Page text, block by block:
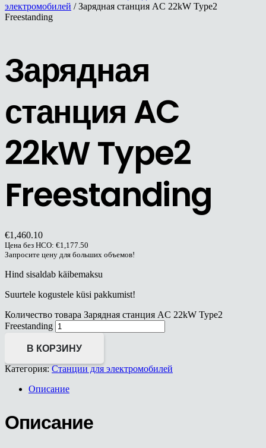
электромобилей / Зарядная станция AC 22kW Type2
Freestanding
Зарядная
станция AC
22kW Type2
Freestanding
€1,460.10
Цена без НСО: €1,177.50
Запросите цену для больших объемов!
Hind sisaldab käibemaksu
Suurtele kogustele küsi pakkumist!
Количество товара Зарядная станция AC 22kW Type2
Freestanding
В КОРЗИНУ
Категория: Станции для электромобилей
Описание
Описание